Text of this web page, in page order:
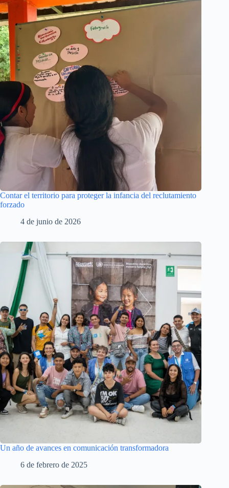
Contar el territorio para proteger la infancia del reclutamiento
forzado
4 de junio de 2026
Un año de avances en comunicación transformadora
6 de febrero de 2025